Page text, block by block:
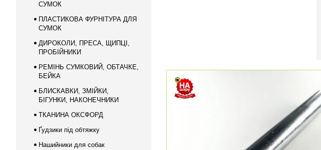
СУМОК
ПЛАСТИКОВА ФУРНІТУРА ДЛЯ
СУМОК
ДИРОКОЛИ, ПРЕСА, ЩИПЦІ,
ПРОБІЙНИКИ
РЕМІНЬ СУМКОВИЙ, ОБТАЧКЕ,
БЕЙКА
БЛИСКАВКИ, ЗМІЙКИ,
БІГУНКИ, НАКОНЕЧНИКИ
ТКАНИНА ОКСФОРД
Ґудзики під обтяжку
Нашийники для собак